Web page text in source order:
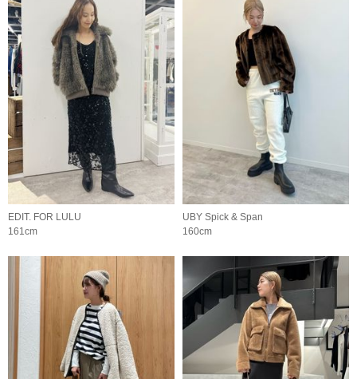
EDIT. FOR LULU
161cm
UBY Spick & Span
160cm